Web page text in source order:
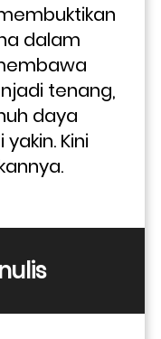
dalam
tenang,
daya
Kini